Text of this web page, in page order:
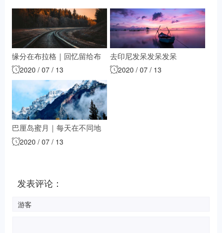
缘分在布拉格｜回忆留给布
达佩斯吧
2020 / 07 / 13
去印尼发呆发呆发呆
2020 / 07 / 13
巴厘岛蜜月｜每天在不同地
方看日落，走到哪里都想喝
2020 / 07 / 13
发表评论：